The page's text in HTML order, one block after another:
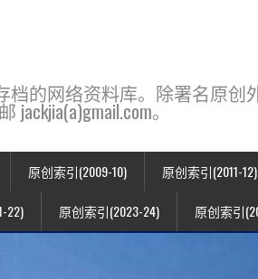
档的网络资料库。除署名原创
。
原创索引(2009-10) 原创索引(2011-12)
22) 原创索引(2023-24) 原创索引